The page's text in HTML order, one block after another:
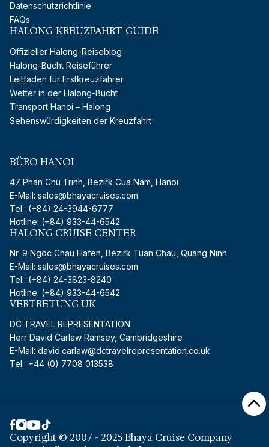
Datenschutzrichtlinie
FAQs
HALONG-KREUZFAHRT-GUIDE
Offizieller Halong-Reiseblog
Halong-Bucht Reiseführer
Leitfaden für Erstkreuzfahrer
Wetter in der Halong-Bucht
Transport Hanoi – Halong
Sehenswürdigkeiten der Kreuzfahrt
BÜRO HANOI
47 Phan Chu Trinh, Bezirk Cua Nam, Hanoi
E-Mail: sales@bhayacruises.com
Tel.: (+84) 24-3944-6777
Hotline: (+84) 933-44-6542
HALONG CRUISE CENTER
Nr. 9 Ngoc Chau Hafen, Bezirk Tuan Chau, Quang Ninh
E-Mail: sales@bhayacruises.com
Tel.: (+84) 24-3823-8240
Hotline: (+84) 933-44-6542
VERTRETUNG UK
DC TRAVEL REPRESENTATION
Herr David Carlaw Ramsey, Cambridgeshire
E-Mail: david.carlaw@dctravelrepresentation.co.uk
Tel.: +44 (0) 7708 013538
Copyright © 2007 - 2025 Bhaya Cruise Company